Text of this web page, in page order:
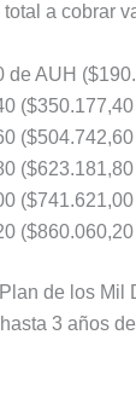
total a cobrar
de AUH
de los Mil
3 años